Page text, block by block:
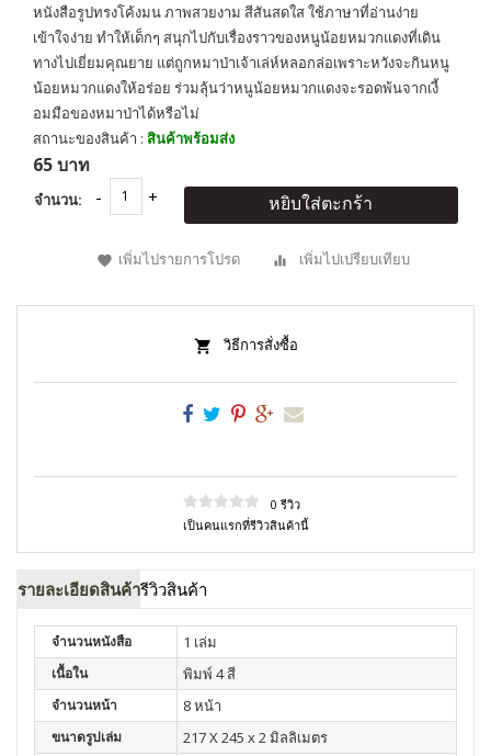
หนังสือรูปทรงโค้งมน ภาพสวยงาม สีสันสดใส ใช้ภาษาที่อ่านง่าย
เข้าใจง่าย ทำให้เด็กๆ สนุกไปกับเรื่องราวของหนูน้อยหมวกแดงที่เดิน
ทางไปเยี่ยมคุณยาย แต่ถูกหมาป่าเจ้าเล่ห์หลอกล่อเพราะหวังจะกินหนู
น้อยหมวกแดงให้อร่อย ร่วมลุ้นว่าหนูน้อยหมวกแดงจะรอดพ้นจากเงี้
อมมือของหมาป่าได้หรือไม่
สถานะของสินค้า : สินค้าพร้อมส่ง
65 บาท
จำนวน: หยิบใส่ตะกร้า
เพิ่มไปรายการโปรด เพิ่มไปเปรียบเทียบ
วิธีการสั่งซื้อ
0 รีวิว
เป็นคนแรกที่รีวิวสินค้านี้
รายละเอียดสินค้ารีวิวสินค้า
จำนวนหนังสือ 1 เล่ม
เนื้อใน พิมพ์ 4 สี
จำนวนหน้า 8 หน้า
ขนาดรูปเล่ม 217 X 245 x 2 มิลลิเมตร